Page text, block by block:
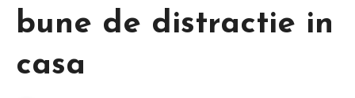
bune de distractie in
casa